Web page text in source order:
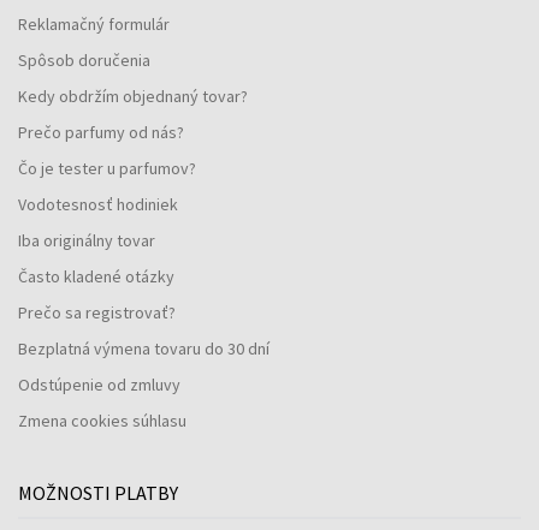
Reklamačný formulár
Spôsob doručenia
Kedy obdržím objednaný tovar?
Prečo parfumy od nás?
Čo je tester u parfumov?
Vodotesnosť hodiniek
Iba originálny tovar
Často kladené otázky
Prečo sa registrovať?
Bezplatná výmena tovaru do 30 dní
Odstúpenie od zmluvy
Zmena cookies súhlasu
MOŽNOSTI PLATBY